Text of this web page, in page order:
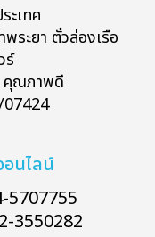
ะเทศ
พระยา ตั๋วล่องเรือ
ร์
คุณภาพดี
นไลน์
5707755
3550282